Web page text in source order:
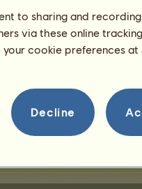
nichts anzuzeigen.
nichts anzuzeigen.
to sharing and
via these online tracking
your cookie preferences at
Decline